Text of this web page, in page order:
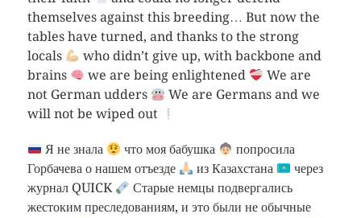
themselves against this breeding… But now the
tables have turned, and thanks to the strong
locals
who didn’t give up, with backbone and
brains
we are being enlightened
We are
not German udders
We are Germans and we
will not be wiped out
Я не знала что моя бабушка
попросила
Горбачева о нашем отъезде
из Казахстана
через
журнал QUICK
Старые немцы подвергались
жестоким преследованиям, и это были не обычные